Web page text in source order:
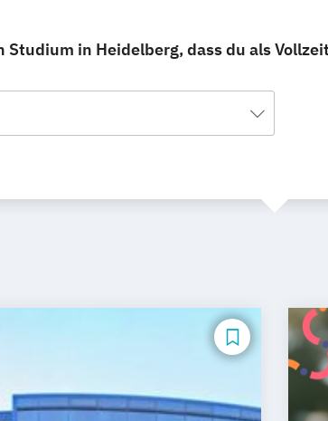
Studium in Heidelberg, dass du als